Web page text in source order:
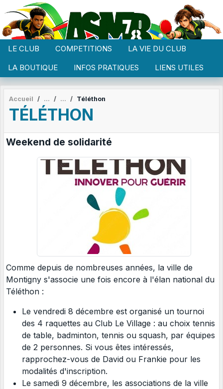
LE CLUB COMPETITIONS
LA VIE DU CLUB
LA BOUTIQUE
INFOS PRATIQUES LIENS UTILES
Accueil Téléthon
TÉLÉTHON
Weekend de solidarité
Comme depuis de nombreuses années, la ville de
Montigny s'associe une fois encore à l'élan national du
Téléthon :
Le vendredi 8 décembre est organisé un tournoi
des 4 raquettes au Club Le Village : au choix tennis
de table, badminton, tennis ou squash, par équipes
de 2 personnes. Si vous êtes intéressés,
rapprochez-vous de David ou Frankie pour les
modalités d'inscription.
Le samedi 9 décembre, les associations de la ville
Panneau de gestion des cookies